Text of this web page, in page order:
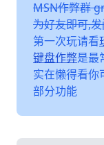
MSN作弊群
为好友即可,
第一次玩请看
键盘作弊是最
实在懒得看你
部分功能